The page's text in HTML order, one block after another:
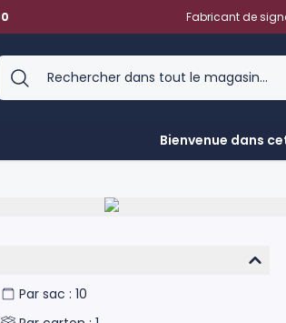
Fabricant de
Bienvenue dans
Par sac : 10